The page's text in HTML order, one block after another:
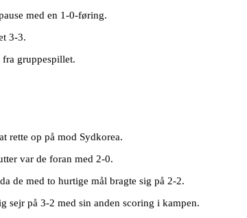
med en 1-0-føring.
3-3.
gruppespillet.
rette op på mod Sydkorea.
var de foran med 2-0.
de med to hurtige mål bragte sig på 2-2.
sejr på 3-2 med sin anden scoring i kampen.